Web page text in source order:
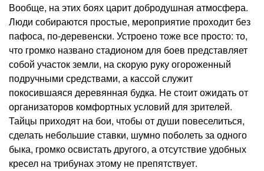
Вообще, на этих боях царит добродушная атмосфера.
Люди собираются простые, мероприятие проходит без
пафоса, по-деревенски. Устроено тоже все просто: то,
что громко названо стадионом для боев представляет
собой участок земли, на скорую руку огороженный
подручными средствами, а кассой служит
покосившаяся деревянная будка. Не стоит ожидать от
организаторов комфортных условий для зрителей.
Тайцы приходят на бои, чтобы от души повеселиться,
сделать небольшие ставки, шумно поболеть за одного
быка, громко освистать другого, а отсутствие удобных
кресел на трибунах этому не препятствует.